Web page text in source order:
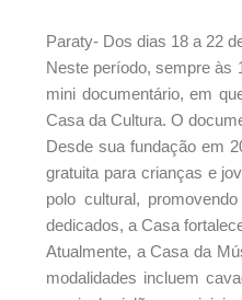
Paraty- Dos dias 18 a 22
Neste período, sempre às
mini documentário, em
Casa da Cultura. O
Desde sua fundação em
gratuita para crianças e
polo cultural,
dedicados, a Casa
Atualmente, a Casa da
modalidades incluem